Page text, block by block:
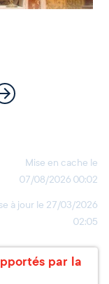
Mise en cache le
07/08/2026 00:02
à jour le 27/03/2026
02:05
par la